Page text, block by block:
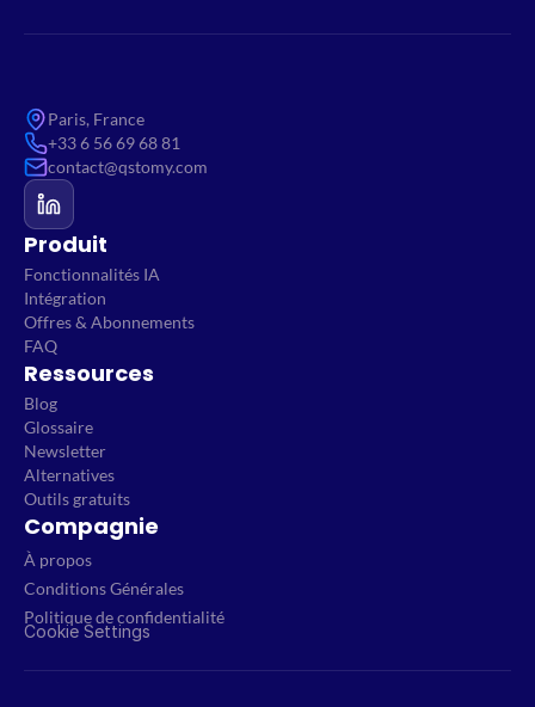
Paris, France
+33 6 56 69 68 81
contact@qstomy.com
Produit
Fonctionnalités IA
Intégration
Offres & Abonnements
FAQ
Ressources
Blog
Glossaire
Newsletter
Alternatives
Outils gratuits
Compagnie
À propos
Conditions Générales
Politique de confidentialité
Cookie Settings